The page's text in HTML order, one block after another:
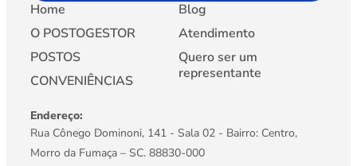
Home
O POSTOGESTOR
POSTOS
CONVENIÊNCIAS
Blog
Atendimento
Quero ser um
representante
Endereço:
Rua Cônego Dominoni, 141 - Sala 02 - Bairro: Centro,
Morro da Fumaça – SC. 88830-000